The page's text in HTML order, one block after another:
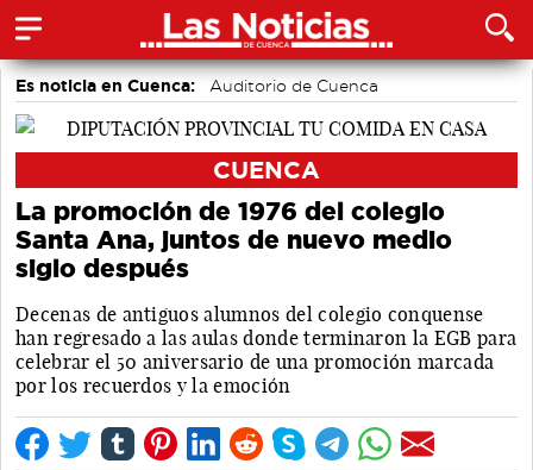
Es noticia en Cuenca: Auditorio de Cuenca
CUENCA
La promoción de 1976 del colegio
Santa Ana, juntos de nuevo medio
siglo después
Decenas de antiguos alumnos del colegio conquense
han regresado a las aulas donde terminaron la EGB para
celebrar el 50 aniversario de una promoción marcada
por los recuerdos y la emoción